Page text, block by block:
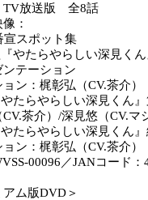
TV放送版 全8話
：
宣スポット集
やたらやらしい深見く
テーション
ン：梶彰弘（CV.茶介）
たらやらしい深見くん
茶介）/深見悠（CV.マ
たらやらしい深見くん
ン：梶彰弘（CV.茶介）
00096／JANコード：
アム版DVD＞